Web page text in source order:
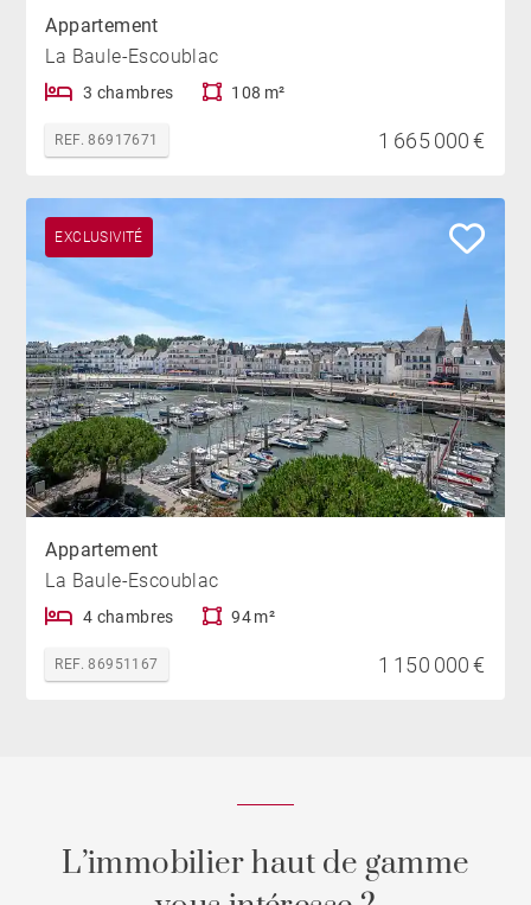
Appartement
La Baule-Escoublac
3 chambres 108 m²
REF. 86917671 1 665 000 €
EXCLUSIVITÉ
Appartement
La Baule-Escoublac
4 chambres 94 m²
REF. 86951167 1 150 000 €
L’immobilier haut de gamme